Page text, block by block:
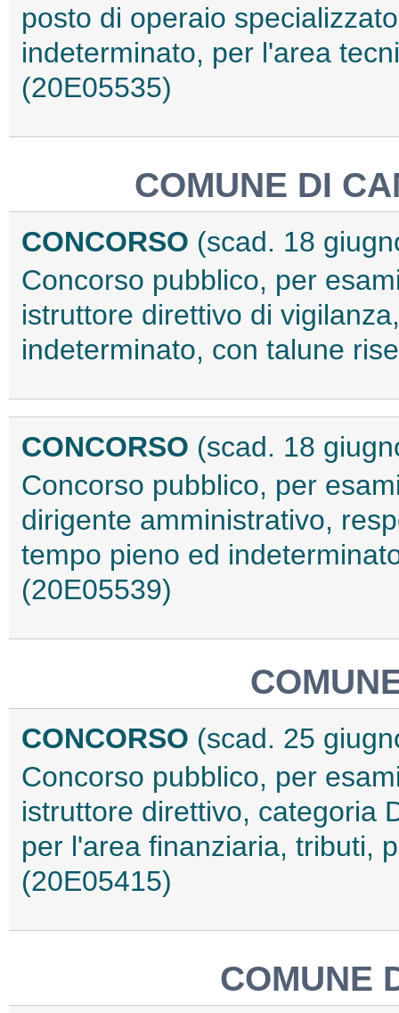
posto di operaio
indeterminato, per l'area
(20E05535)
COMUNE DI
CONCORSO (scad. 18
Concorso pubblico, per
istruttore direttivo di
indeterminato, con talune
CONCORSO (scad. 18
Concorso pubblico, per
dirigente amministrativo,
tempo pieno ed
(20E05539)
CONCORSO (scad. 25
Concorso pubblico, per
istruttore direttivo, categoria
per l'area finanziaria, tributi,
(20E05415)
COMUNE